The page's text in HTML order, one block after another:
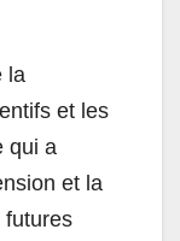
la
et les
qui a
et la
futures